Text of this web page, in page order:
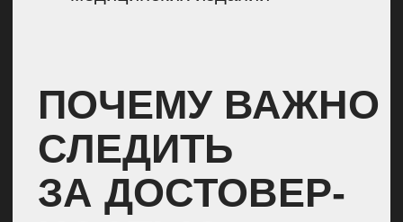
не следуют рекомендациям слепо.
подкасты о здоровье. Если бренд
позволит себе выпускать
недостоверную информацию и без
ссылок на доказательства,
он лишится читателей.